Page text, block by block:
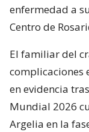
enfermedad a
Centro de
El familiar del
complicaciones
en evidencia
Mundial 2026
Argelia en la